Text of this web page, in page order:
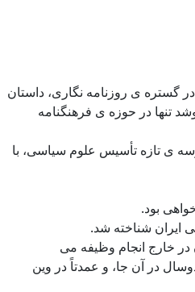
گستره ی روزنامه نگاری، داستان
تنها در حوزه ی فرهنگنامه
مدرسه ی تازه تأسیس علوم سیاسی، با
بود.
ایران شناخته شد.
خارج انجام وظیفه می
از دوسال در آن جا، و عمدتاً در وین